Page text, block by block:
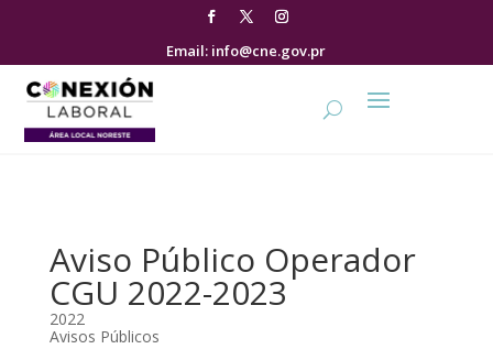
Email: info@cne.gov.pr
Aviso Público Operador
CGU 2022-2023
2022
Avisos Públicos